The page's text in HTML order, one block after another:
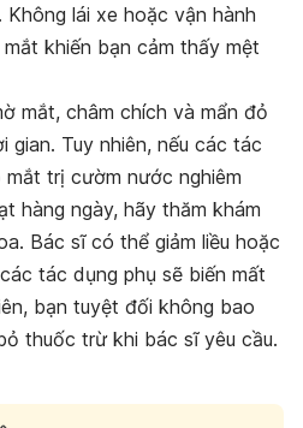
lái xe hoặc vận hành
khiến bạn cảm thấy mệt
mắt, châm chích và mẩn đỏ
Tuy nhiên, nếu các tác
trị cườm nước nghiêm
hàng ngày, hãy thăm khám
Bác sĩ có thể giảm liều hoặc
tác dụng phụ sẽ biến mất
bạn tuyệt đối không bao
thuốc trừ khi bác sĩ yêu cầu.